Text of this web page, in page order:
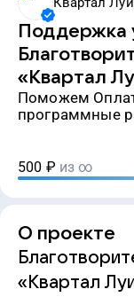
Поддержка
«Квартал
Поможем Оплатить административные и
программные
500 ₽ из ∞
О проекте
«Квартал